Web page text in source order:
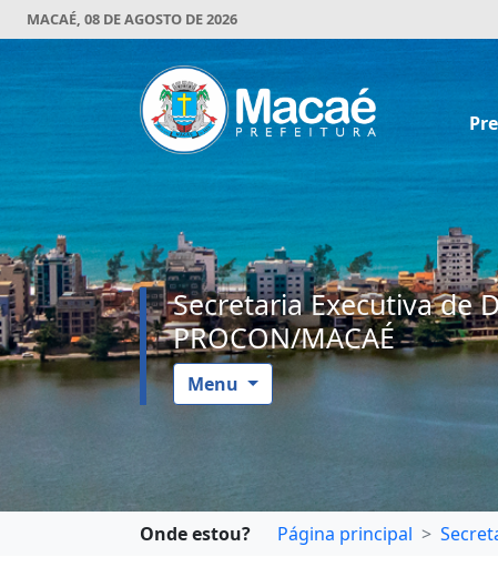
MACAÉ, 08 DE AGOSTO DE 2026
Secretaria Executiva de
PROCON/MACAÉ
Menu
Onde estou? Página principal